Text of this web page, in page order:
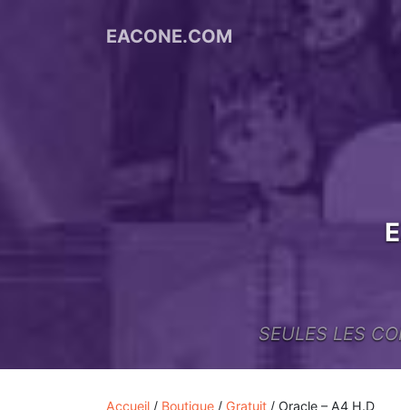
Portfolio Le Blog
EACONE.COM
SEULES LES
Accueil / Boutique / Gratuit / Oracle – A4 H.D